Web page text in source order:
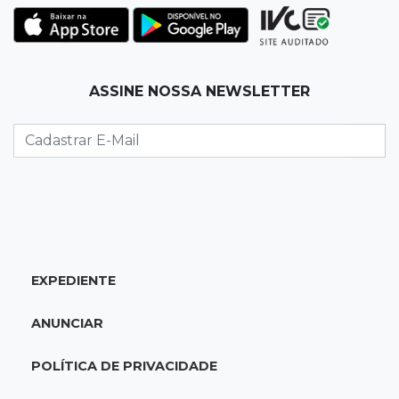
22:42Resumão
Palmeiras e Vasco confirmam vagas nas
Eleitorado aprova teste da urna, mas diz que
colinha será "fundamental"
Escolas municipais lideram notas do Ensino
ASSINE NOSSA NEWSLETTER
EXPEDIENTE
ANUNCIAR
POLÍTICA DE PRIVACIDADE